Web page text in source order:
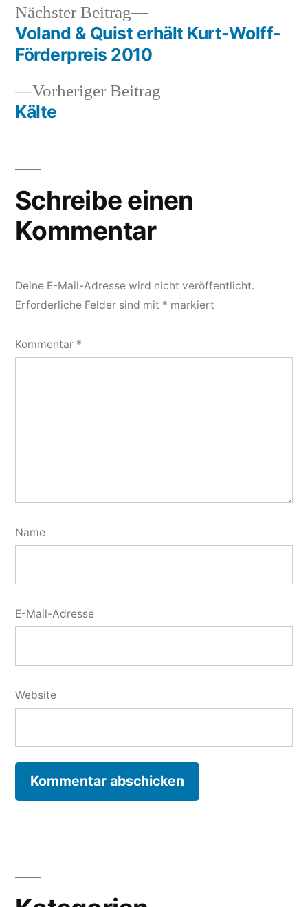
Beitragsnavigation
Vorheriger Beitrag
Kälte
Nächster Beitrag
Nächster
Beitrag:
Voland & Quist erhält Kurt-Wolff-
Förderpreis 2010
Schreibe einen
Kommentar
Deine E-Mail-Adresse wird nicht veröffentlicht.
Erforderliche Felder sind mit * markiert
Kommentar *
Name
E-Mail-Adresse
Website